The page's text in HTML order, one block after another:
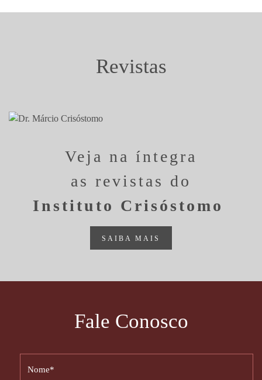
Revistas
Veja na íntegra
as revistas do
Instituto Crisóstomo
SAIBA MAIS
Fale Conosco